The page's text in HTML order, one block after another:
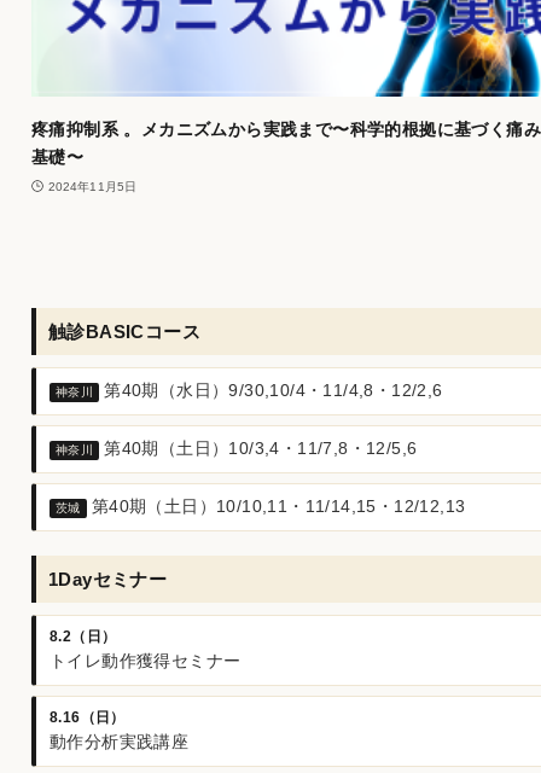
疼痛抑制系 。メカニズムから実践まで〜科学的根拠に基づく痛
基礎〜
2024年11月5日
触診BASICコース
神奈川 第40期（水日）9/30,10/4・11/4,8・12/2,6
神奈川 第40期（土日）10/3,4・11/7,8・12/5,6
茨城 第40期（土日）10/10,11・11/14,15・12/12,13
1Dayセミナー
8.2（日）
トイレ動作獲得セミナー
8.16（日）
動作分析実践講座